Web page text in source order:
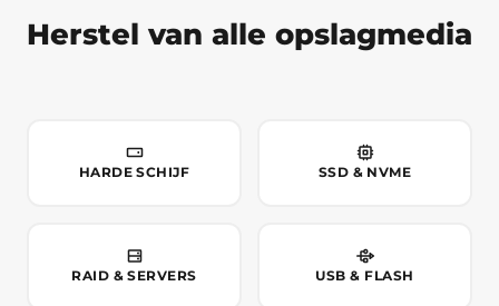
Herstel van alle opslagmedia
HARDE SCHIJF SSD & NVME
RAID & SERVERS USB & FLASH